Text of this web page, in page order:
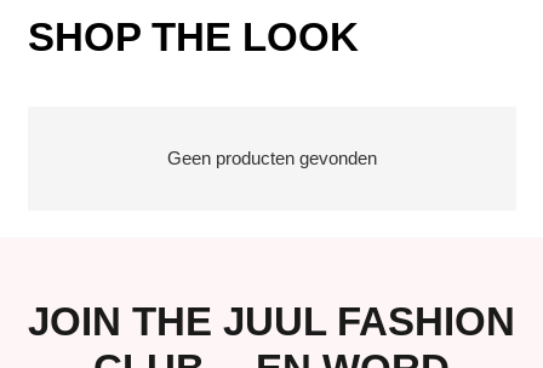
SHOP THE LOOK
Geen producten gevonden
JOIN THE JUUL FASHION